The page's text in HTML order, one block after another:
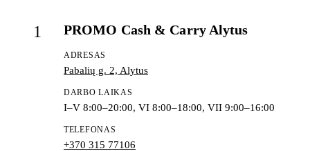
1 PROMO Cash & Carry Alytus
ADRESAS
Pabalių g. 2, Alytus
DARBO LAIKAS
I–V 8:00–20:00, VI 8:00–18:00, VII 9:00–16:00
TELEFONAS
+370 315 77106